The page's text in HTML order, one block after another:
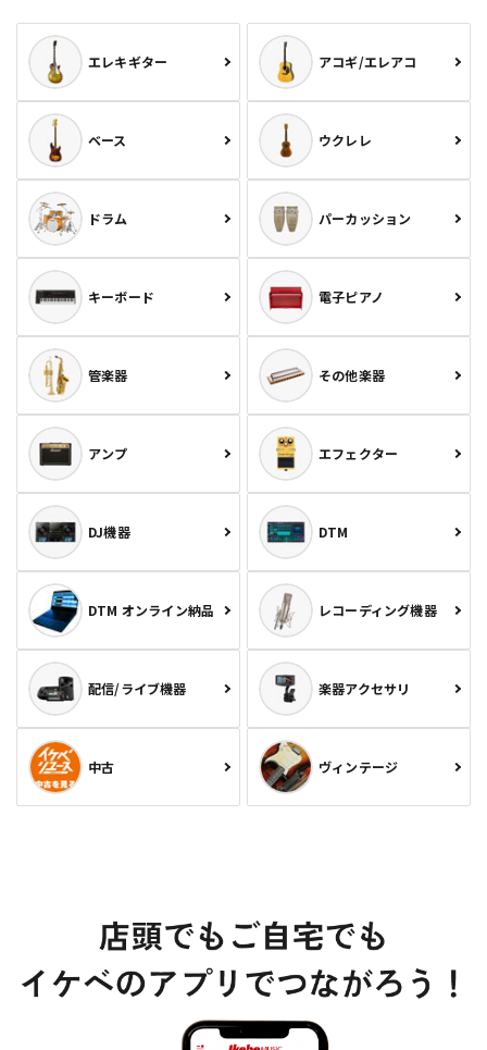
エレキギター アコギ/エレアコ
ベース ウクレレ
ドラム パーカッション
キーボード 電子ピアノ
管楽器 その他楽器
アンプ エフェクター
DJ機器 DTM
DTM オンライン納品 レコーディング機器
配信/ライブ機器 楽器アクセサリ
中古 ヴィンテージ